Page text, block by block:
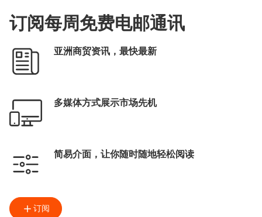
订阅每周免费电邮通讯
亚洲商贸资讯，最快最新
多媒体方式展示市场先机
简易介面，让你随时随地轻松阅读
订阅